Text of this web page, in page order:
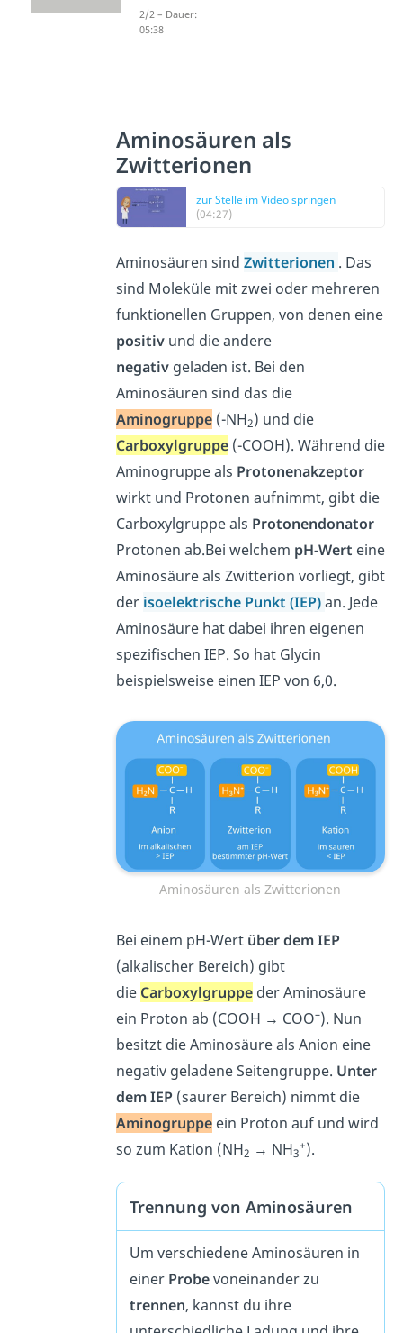
Aminosäuren als
Zwitterionen
zur Stelle im Video springen
(04:27)
Aminosäuren sind Zwitterionen . Das
sind Moleküle mit zwei oder mehreren
funktionellen Gruppen, von denen eine
positivund die andere
negativgeladen ist. Bei den
Aminosäuren sind das die
Aminogruppe(-NH2) und die
Carboxylgruppe(-COOH). Während die
Aminogruppe als Protonenakzeptor
wirkt und Protonen aufnimmt, gibt die
Carboxylgruppe als Protonendonator
Protonen ab.Bei welchem pH-Wert eine
Aminosäure als Zwitterion vorliegt, gibt
der isoelektrische Punkt (IEP)an. Jede
Aminosäure hat dabei ihren eigenen
spezifischen IEP. So hat Glycin
beispielsweise einen IEP von 6,0.
Aminosäuren als Zwitterionen
Bei einem pH-Wert über dem IEP
(alkalischer Bereich) gibt
die Carboxylgruppeder Aminosäure
ein Proton ab (COOH → COO–). Nun
besitzt die Aminosäure als Anion eine
negativ geladene Seitengruppe. Unter
dem IEP (saurer Bereich) nimmt die
Aminogruppeein Proton auf und wird
so zum Kation (NH2 → NH3
+).
Trennung von Aminosäuren
Um verschiedene Aminosäuren in
einer Probevoneinander zu
trennen, kannst du ihre
2/2 – Dauer:
05:38